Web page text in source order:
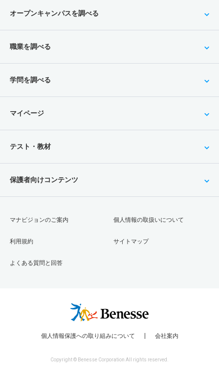
オープンキャンパスを調べる
職業を調べる
学問を調べる
マイページ
テスト・教材
保護者向けコンテンツ
マナビジョンのご案内
利用規約
よくある質問と回答
個人情報の取扱いについて
サイトマップ
個人情報保護への取り組みについて 会社案内
Copyright © Benesse Corporation All rights reserved.